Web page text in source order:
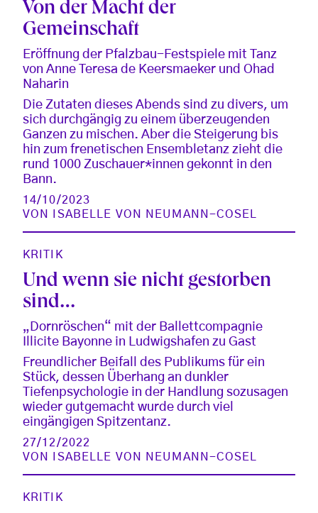
Von der Macht der
Gemeinschaft
Eröffnung der Pfalzbau-Festspiele mit Tanz
von Anne Teresa de Keersmaeker und Ohad
Naharin
Die Zutaten dieses Abends sind zu divers, um
sich durchgängig zu einem überzeugenden
Ganzen zu mischen. Aber die Steigerung bis
hin zum frenetischen Ensembletanz zieht die
rund 1000 Zuschauer*innen gekonnt in den
Bann.
14/10/2023
VON
ISABELLE VON NEUMANN-COSEL
KRITIK
Und wenn sie nicht gestorben
sind…
„Dornröschen“ mit der Ballettcompagnie
Illicite Bayonne in Ludwigshafen zu Gast
Freundlicher Beifall des Publikums für ein
Stück, dessen Überhang an dunkler
Tiefenpsychologie in der Handlung sozusagen
wieder gutgemacht wurde durch viel
eingängigen Spitzentanz.
27/12/2022
VON
ISABELLE VON NEUMANN-COSEL
KRITIK